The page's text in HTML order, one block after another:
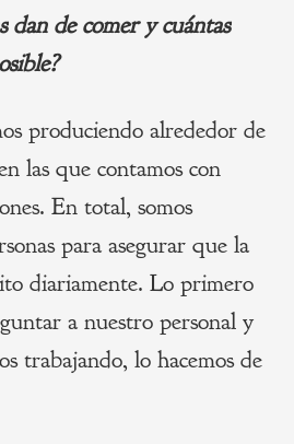
dan de comer y cuántas
produciendo alrededor de
las que contamos con
En total, somos
para asegurar que la
diariamente. Lo primero
a nuestro personal y
trabajando, lo hacemos de